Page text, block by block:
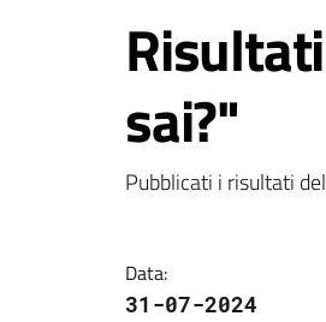
sai?"
Pubblicati i risultati
Data:
31-07-2024